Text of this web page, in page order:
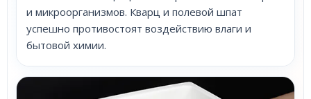
и микроорганизмов. Кварц и полевой шпат
успешно противостоят воздействию влаги и
бытовой химии.